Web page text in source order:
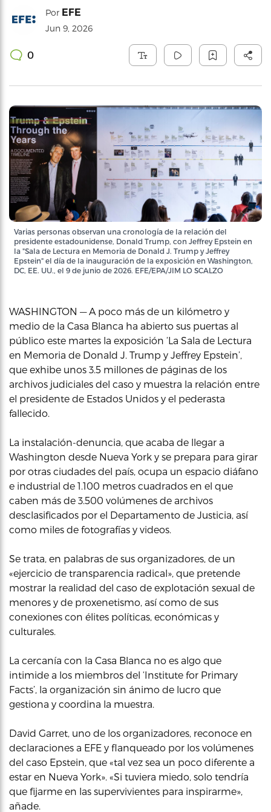
Por EFE
Jun 9, 2026
0
Varias personas observan una cronología de la relación del
presidente estadounidense, Donald Trump, con Jeffrey Epstein en
la "Sala de Lectura en Memoria de Donald J. Trump y Jeffrey
Epstein" el día de la inauguración de la exposición en Washington,
DC, EE. UU., el 9 de junio de 2026. EFE/EPA/JIM LO SCALZO
WASHINGTON — A poco más de un kilómetro y
medio de la Casa Blanca ha abierto sus puertas al
público este martes la exposición ‘La Sala de Lectura
en Memoria de Donald J. Trump y Jeffrey Epstein’,
que exhibe unos 3.5 millones de páginas de los
archivos judiciales del caso y muestra la relación entre
el presidente de Estados Unidos y el pederasta
fallecido.
La instalación-denuncia, que acaba de llegar a
Washington desde Nueva York y se prepara para girar
por otras ciudades del país, ocupa un espacio diáfano
e industrial de 1.100 metros cuadrados en el que
caben más de 3.500 volúmenes de archivos
desclasificados por el Departamento de Justicia, así
como miles de fotografías y videos.
Se trata, en palabras de sus organizadores, de un
«ejercicio de transparencia radical», que pretende
mostrar la realidad del caso de explotación sexual de
menores y de proxenetismo, así como de sus
conexiones con élites políticas, económicas y
culturales.
La cercanía con la Casa Blanca no es algo que
intimide a los miembros del ‘Institute for Primary
Facts’, la organización sin ánimo de lucro que
gestiona y coordina la muestra.
David Garret, uno de los organizadores, reconoce en
declaraciones a EFE y flanqueado por los volúmenes
del caso Epstein, que «tal vez sea un poco diferente a
estar en Nueva York». «Si tuviera miedo, solo tendría
que fijarme en las supervivientes para inspirarme»,
añade.